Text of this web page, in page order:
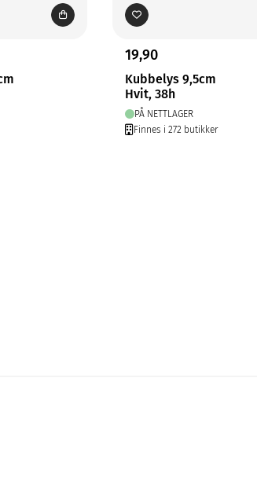
19,90
Kubbelys 9,5cm
Hvit, 38h
PÅ NETTLAGER
Finnes i 272 butikker